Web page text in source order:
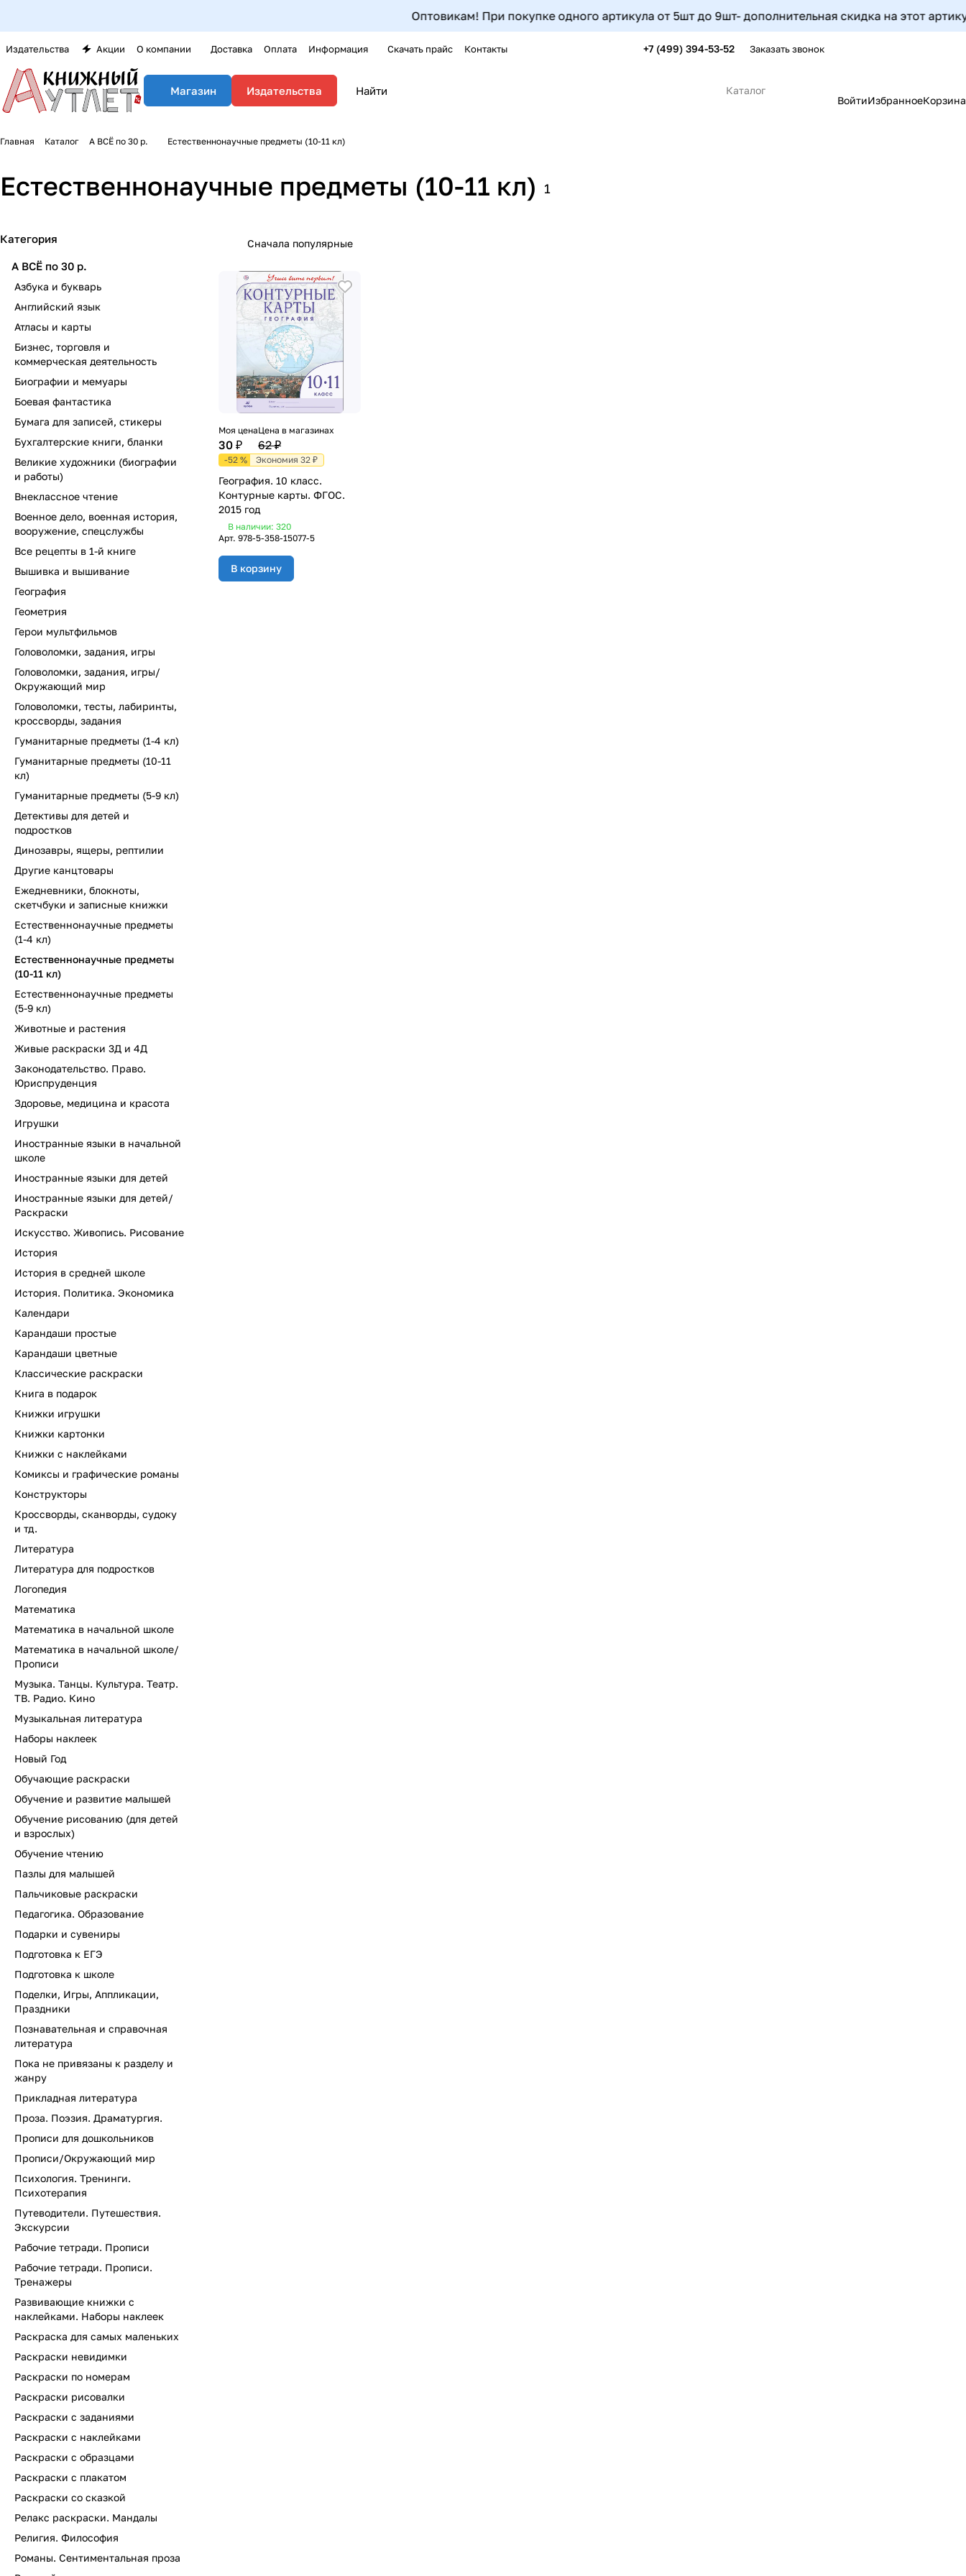
Оптовикам! При покупке одного артикула от 5шт до 9шт- дополнительная скидка на этот артикул
Издательства Акции О компании Доставка Оплата Информация Скачать прайс Контакты +7 (499) 394-53-52 Заказать звонок
Магазин Издательства
Каталог
ВойтиИзбранноеКорзина
Главная Каталог А ВСЁ по 30 р. Естественнонаучные предметы (10-11 кл)
Естественнонаучные предметы (10-11 кл) 1
Сначала популярные
Моя цена
30 ₽
Цена в магазинах
62 ₽
-52 % Экономия 32 ₽
География. 10 класс.
Контурные карты. ФГОС.
2015 год
В наличии: 320
Арт. 978-5-358-15077-5
В корзину
Категория
А ВСЁ по 30 р.
Азбука и букварь
Английский язык
Атласы и карты
Бизнес, торговля и
коммерческая деятельность
Биографии и мемуары
Боевая фантастика
Бумага для записей, стикеры
Бухгалтерские книги, бланки
Великие художники (биографии
и работы)
Внеклассное чтение
Военное дело, военная история,
вооружение, спецслужбы
Все рецепты в 1-й книге
Вышивка и вышивание
География
Геометрия
Герои мультфильмов
Головоломки, задания, игры
Головоломки, задания, игры/
Окружающий мир
Головоломки, тесты, лабиринты,
кроссворды, задания
Гуманитарные предметы (1-4 кл)
Гуманитарные предметы (10-11
кл)
Гуманитарные предметы (5-9 кл)
Детективы для детей и
подростков
Динозавры, ящеры, рептилии
Другие канцтовары
Ежедневники, блокноты,
скетчбуки и записные книжки
Естественнонаучные предметы
(1-4 кл)
Естественнонаучные предметы
(10-11 кл)
Естественнонаучные предметы
(5-9 кл)
Животные и растения
Живые раскраски 3Д и 4Д
Законодательство. Право.
Юриспруденция
Здоровье, медицина и красота
Игрушки
Иностранные языки в начальной
школе
Иностранные языки для детей
Иностранные языки для детей/
Раскраски
Искусство. Живопись. Рисование
История
История в средней школе
История. Политика. Экономика
Календари
Карандаши простые
Карандаши цветные
Классические раскраски
Книга в подарок
Книжки игрушки
Книжки картонки
Книжки с наклейками
Комиксы и графические романы
Конструкторы
Кроссворды, сканворды, судоку
и тд.
Литература
Литература для подростков
Логопедия
Математика
Математика в начальной школе
Математика в начальной школе/
Прописи
Музыка. Танцы. Культура. Театр.
ТВ. Радио. Кино
Музыкальная литература
Наборы наклеек
Новый Год
Обучающие раскраски
Обучение и развитие малышей
Обучение рисованию (для детей
и взрослых)
Обучение чтению
Пазлы для малышей
Пальчиковые раскраски
Педагогика. Образование
Подарки и сувениры
Подготовка к ЕГЭ
Подготовка к школе
Поделки, Игры, Аппликации,
Праздники
Познавательная и справочная
литература
Пока не привязаны к разделу и
жанру
Прикладная литература
Проза. Поэзия. Драматургия.
Прописи для дошкольников
Прописи/Окружающий мир
Психология. Тренинги.
Психотерапия
Путеводители. Путешествия.
Экскурсии
Рабочие тетради. Прописи
Рабочие тетради. Прописи.
Тренажеры
Развивающие книжки с
наклейками. Наборы наклеек
Раскраска для самых маленьких
Раскраски невидимки
Раскраски по номерам
Раскраски рисовалки
Раскраски с заданиями
Раскраски с наклейками
Раскраски с образцами
Раскраски с плакатом
Раскраски со сказкой
Релакс раскраски. Мандалы
Религия. Философия
Романы. Сентиментальная проза